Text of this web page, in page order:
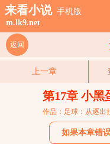
来看小说 手机版
m.lk9.net
返回
上一章
第17章 小黑
作品：足球：从逐出
如果本章错